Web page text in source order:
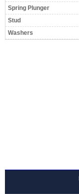
Spring Plunger
Stud
Washers